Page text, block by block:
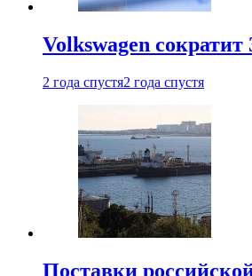
Volkswagen
2 года спустя2 года спустя
Поставки